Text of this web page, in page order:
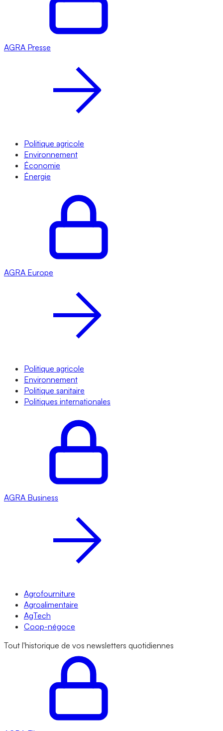
AGRA Presse
Politique agricole
Environnement
Économie
Énergie
AGRA Europe
Politique agricole
Environnement
Politique sanitaire
Politiques internationales
AGRA Business
Agrofourniture
Agroalimentaire
AgTech
Coop-négoce
Tout l'historique de vos newsletters quotidiennes